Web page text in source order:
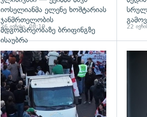
იოსელიანმა ელენე ხოშტარიას
ჯანმრთელობის
მდგომარეობაზე ბრიფინგზე
ისაუბრა
26 ივნისი, 08:19 22